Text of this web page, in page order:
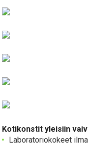
Kotikonstit yleisiin
Laboratoriokokeet